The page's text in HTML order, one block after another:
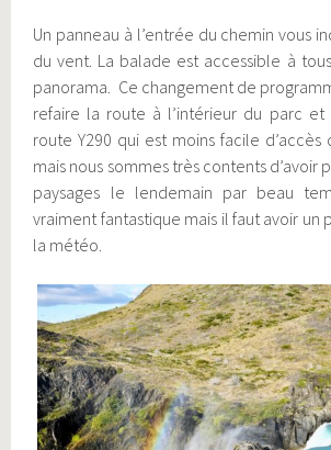
Un panneau à l’entrée du chemin vous
du vent. La balade est accessible à
panorama. Ce changement de
refaire la route à l’intérieur du parc
route Y290 qui est moins facile d’accès
mais nous sommes très contents d’avoir
paysages le lendemain par beau
vraiment fantastique mais il faut avoir un
la météo.